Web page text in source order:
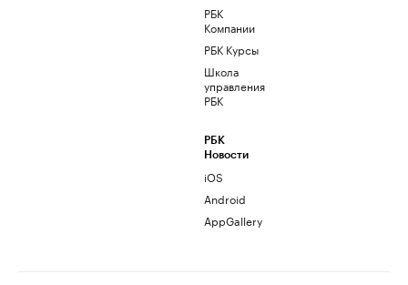
РБК
Компании
РБК Курсы
Школа
управления
РБК
РБК
Новости
iOS
Android
AppGallery